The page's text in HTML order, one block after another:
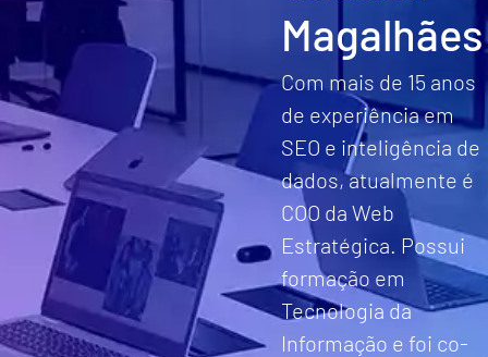
Magalhães
Com mais de 15 anos
de experiência em
SEO e inteligência de
dados, atualmente é
COO da Web
Estratégica. Possui
formação em
Tecnologia da
Informação e foi co-